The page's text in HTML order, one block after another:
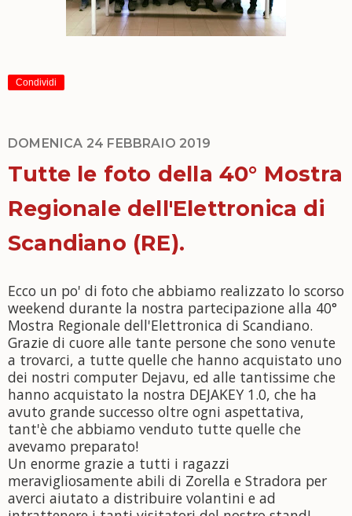
Condividi
DOMENICA 24 FEBBRAIO 2019
Tutte le foto della 40° Mostra
Regionale dell'Elettronica di
Scandiano (RE).
Ecco un po' di foto che abbiamo realizzato lo scorso
weekend durante la nostra partecipazione alla 40°
Mostra Regionale dell'Elettronica di Scandiano.
Grazie di cuore alle tante persone che sono venute
a trovarci, a tutte quelle che hanno acquistato uno
dei nostri computer Dejavu, ed alle tantissime che
hanno acquistato la nostra DEJAKEY 1.0, che ha
avuto grande successo oltre ogni aspettativa,
tant'è che abbiamo venduto tutte quelle che
avevamo preparato!
Un enorme grazie a tutti i ragazzi
meravigliosamente abili di Zorella e Stradora per
averci aiutato a distribuire volantini e ad